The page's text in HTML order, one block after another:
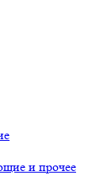
и прочее